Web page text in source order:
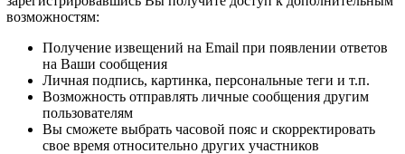
возможностям:
Получение извещений на Email при появлении ответов
на Ваши сообщения
Личная подпись, картинка, персональные теги и т.п.
Возможность отправлять личные сообщения другим
пользователям
Вы сможете выбрать часовой пояс и скорректировать
свое время относительно других участников